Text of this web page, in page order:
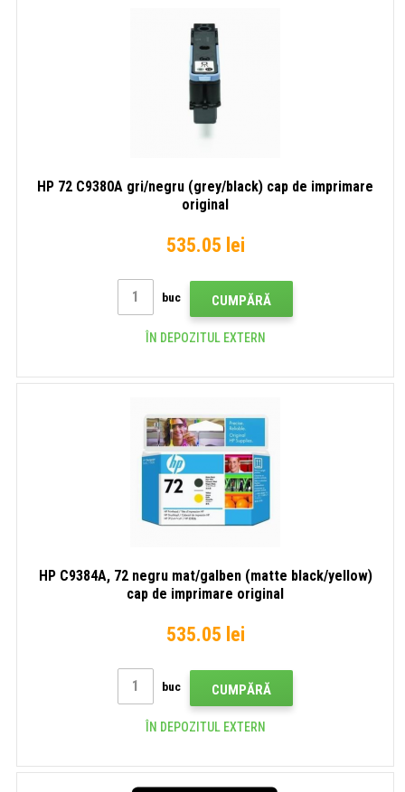
HP 72 C9380A gri/negru (grey/black) cap de imprimare
original
535.05 lei
buc CUMPĂRĂ
ÎN DEPOZITUL EXTERN
HP C9384A, 72 negru mat/galben (matte black/yellow)
cap de imprimare original
535.05 lei
buc CUMPĂRĂ
ÎN DEPOZITUL EXTERN